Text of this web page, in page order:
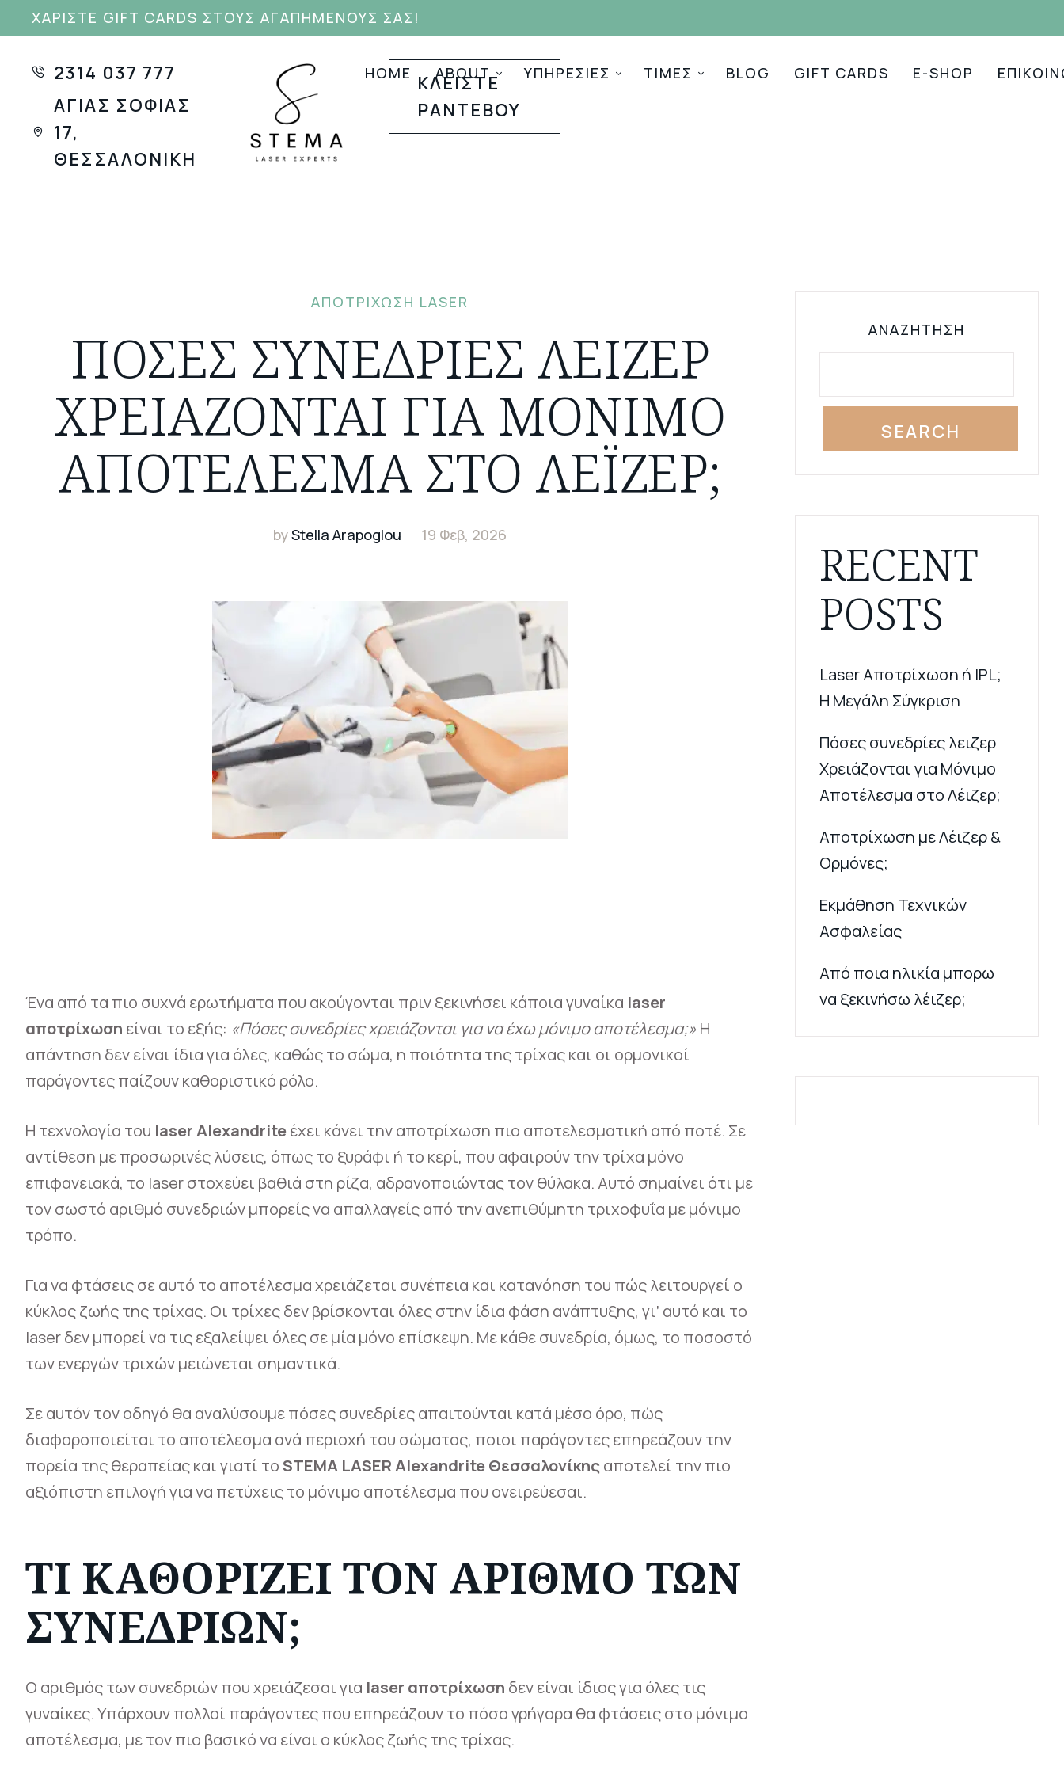
ΧΑΡΊΣΤΕ GIFT CARDS ΣΤΟΥΣ ΑΓΑΠΗΜΕΝΟΥΣ ΣΑΣ!
2314 037 777
ΑΓΊΑΣ ΣΟΦΊΑΣ
17,
ΘΕΣΣΑΛΟΝΊΚΗ
ΚΛΕΙΣΤΕ
ΡΑΝΤΕΒΟΥ
HOME ABOUT ΥΠΗΡΕΣΙΕΣ ΤΙΜΕΣ BLOG GIFT CARDS E-SHOP
ΑΠΟΤΡΊΧΩΣΗ LASER
ΠΌΣΕΣ ΣΥΝΕΔΡΊΕΣ ΛΕΙΖΕΡ
ΧΡΕΙΆΖΟΝΤΑΙ ΓΙΑ ΜΌΝΙΜΟ
ΑΠΟΤΈΛΕΣΜΑ ΣΤΟ ΛΈΙΖΕΡ;
byStella Arapoglou 19 Φεβ, 2026
Ένα από τα πιο συχνά ερωτήματα που ακούγονται πριν ξεκινήσει κάποια γυναίκα laser
αποτρίχωση είναι το εξής: «Πόσες συνεδρίες χρειάζονται για να έχω μόνιμο αποτέλεσμα;»Η
απάντηση δεν είναι ίδια για όλες, καθώς το σώμα, η ποιότητα της τρίχας και οι ορμονικοί
παράγοντες παίζουν καθοριστικό ρόλο.
Η τεχνολογία του laser Alexandriteέχει κάνει την αποτρίχωση πιο αποτελεσματική από ποτέ. Σε
αντίθεση με προσωρινές λύσεις, όπως το ξυράφι ή το κερί, που αφαιρούν την τρίχα μόνο
επιφανειακά, το laser στοχεύει βαθιά στη ρίζα, αδρανοποιώντας τον θύλακα. Αυτό σημαίνει ότι με
τον σωστό αριθμό συνεδριών μπορείς να απαλλαγείς από την ανεπιθύμητη τριχοφυΐα με μόνιμο
τρόπο.
Για να φτάσεις σε αυτό το αποτέλεσμα χρειάζεται συνέπεια και κατανόηση του πώς λειτουργεί ο
κύκλος ζωής της τρίχας. Οι τρίχες δεν βρίσκονται όλες στην ίδια φάση ανάπτυξης, γι’ αυτό και το
laser δεν μπορεί να τις εξαλείψει όλες σε μία μόνο επίσκεψη. Με κάθε συνεδρία, όμως, το ποσοστό
των ενεργών τριχών μειώνεται σημαντικά.
Σε αυτόν τον οδηγό θα αναλύσουμε πόσες συνεδρίες απαιτούνται κατά μέσο όρο, πώς
διαφοροποιείται το αποτέλεσμα ανά περιοχή του σώματος, ποιοι παράγοντες επηρεάζουν την
πορεία της θεραπείας και γιατί τοSTEMA LASER Alexandrite Θεσσαλονίκης αποτελεί την πιο
αξιόπιστη επιλογή για να πετύχεις το μόνιμο αποτέλεσμα που ονειρεύεσαι.
ΤΙ ΚΑΘΟΡΊΖΕΙ ΤΟΝ ΑΡΙΘΜΌ ΤΩΝ
ΣΥΝΕΔΡΙΏΝ;
Ο αριθμός των συνεδριών που χρειάζεσαι για laser αποτρίχωση δεν είναι ίδιος για όλες τις
γυναίκες. Υπάρχουν πολλοί παράγοντες που επηρεάζουν το πόσο γρήγορα θα φτάσεις στο μόνιμο
αποτέλεσμα, με τον πιο βασικό να είναι ο κύκλος ζωής της τρίχας.
ΑΝΑΖΉΤΗΣΗ
SEARCH
RECENT
POSTS
Laser Αποτρίχωση ή IPL;
Η Μεγάλη Σύγκριση
Πόσες συνεδρίες λειζερ
Χρειάζονται για Μόνιμο
Αποτέλεσμα στο Λέιζερ;
Αποτρίχωση με Λέιζερ &
Ορμόνες;
Εκμάθηση Τεχνικών
Ασφαλείας
Από ποια ηλικία μπορω
να ξεκινήσω λέιζερ;